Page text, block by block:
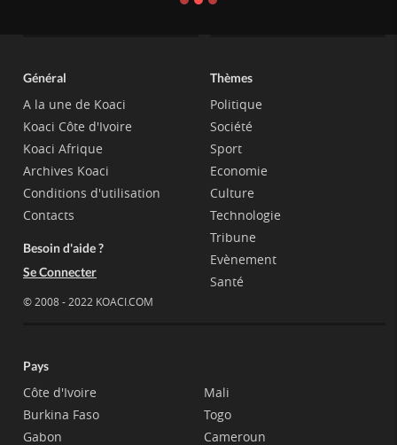
Général
A la une de Koaci
Koaci Côte d'Ivoire
Koaci Afrique
Archives Koaci
Conditions d'utilisation
Contacts
Besoin d'aide ?
Se Connecter
© 2008 - 2022 KOACI.COM
Thèmes
Politique
Société
Sport
Economie
Culture
Technologie
Tribune
Evènement
Santé
Pays
Côte d'Ivoire
Burkina Faso
Gabon
Mali
Togo
Cameroun